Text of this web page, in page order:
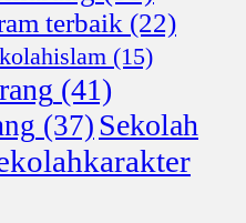
terbaik (22)
(15)
(41)
(37) Sekolah